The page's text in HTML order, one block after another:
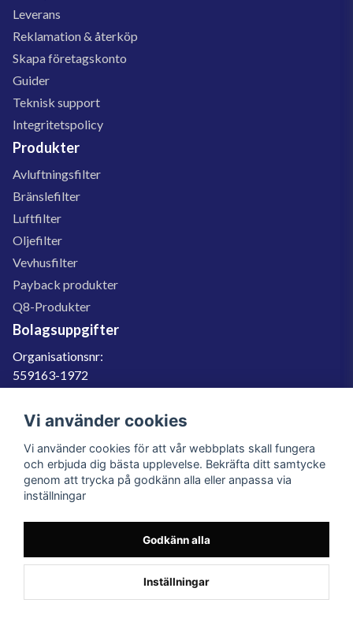
Leverans
Reklamation & återköp
Skapa företagskonto
Guider
Teknisk support
Integritetspolicy
Produkter
Avluftningsfilter
Bränslefilter
Luftfilter
Oljefilter
Vevhusfilter
Payback produkter
Q8-Produkter
Bolagsuppgifter
Organisationsnr:
559163-1972
SE559163197201
060-566 800
info@filter.se
559163-1972
© 2023 Filter.se, All rights reserved.
Vi använder cookies
Vi använder cookies för att vår webbplats skall fungera
och erbjuda dig bästa upplevelse. Bekräfta ditt samtycke
genom att trycka på godkänn alla eller anpassa via
inställningar
Godkänn alla
Inställningar